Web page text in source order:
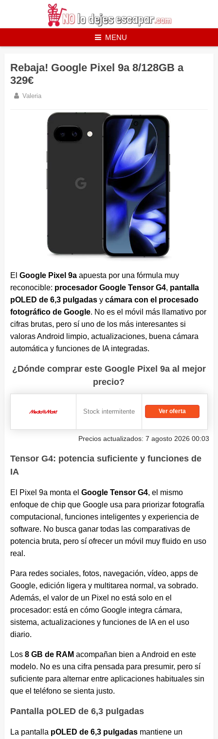
MENU
Rebaja! Google Pixel 9a 8/128GB a
329€
Valeria
El Google Pixel 9aapuesta por una fórmula muy
reconocible: procesador Google Tensor G4, pantalla
pOLED de 6,3 pulgadasy cámara con el procesado
fotográfico de Google. No es el móvil más llamativo por
cifras brutas, pero sí uno de los más interesantes si
valoras Android limpio, actualizaciones, buena cámara
automática y funciones de IA integradas.
¿Dónde comprar este Google Pixel 9a al mejor
precio?
Stock intermitente Ver oferta
Precios actualizados: 7 agosto 2026 00:03
Tensor G4: potencia suficiente y funciones de
IA
El Pixel 9a monta el Google Tensor G4, el mismo
enfoque de chip que Google usa para priorizar fotografía
computacional, funciones inteligentes y experiencia de
software. No busca ganar todas las comparativas de
potencia bruta, pero sí ofrecer un móvil muy fluido en uso
real.
Para redes sociales, fotos, navegación, vídeo, apps de
Google, edición ligera y multitarea normal, va sobrado.
Además, el valor de un Pixel no está solo en el
procesador: está en cómo Google integra cámara,
sistema, actualizaciones y funciones de IA en el uso
diario.
Los 8 GB de RAM acompañan bien a Android en este
modelo. No es una cifra pensada para presumir, pero sí
suficiente para alternar entre aplicaciones habituales sin
que el teléfono se sienta justo.
Pantalla pOLED de 6,3 pulgadas
La pantalla pOLED de 6,3 pulgadasmantiene un